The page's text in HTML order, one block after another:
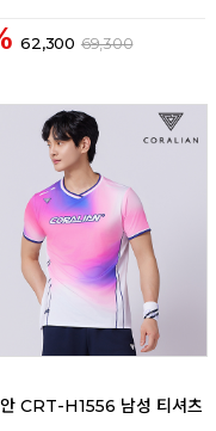
62,300 69,300
CRT-H1556 남성 티셔츠